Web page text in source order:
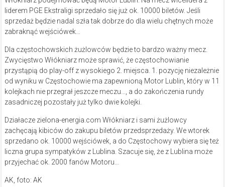
liderem PGE Ekstraligi sprzedało się już ok. 10000 biletów. Jeśli
sprzedaż będzie nadal szła tak dobrze do dla wielu chętnych może
zabraknąć wejściówek…
Dla częstochowskich żużlowców będzie to bardzo ważny mecz.
Zwycięstwo Włókniarz może sprawić, że częstochowianie
przystąpią do play-off z wysokiego 2. miejsca. 1. pozycję niezależnie
od wyniku w Częstochowie ma zapewnioną Motor Lublin, który w 11
kolejkach nie przegrał jeszcze meczu…, a do zakończenia rundy
zasadniczej pozostały już tylko dwie kolejki.
Działacze zielona-energia.com Włókniarz i sami żużlowcy
zachęcają kibiców do zakupu biletów przedsprzedaży. We wtorek
sprzedano ok. 10000 wejściówek, a do Częstochowy wybiera się też
liczna grupa sympatyków z Lublina. Szacuje się, że z Lublina może
przyjechać ok. 2000 fanów Motoru…
AK, foto: AK